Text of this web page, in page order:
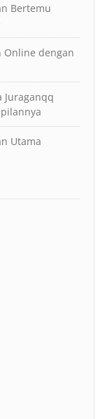
Bertemu
Online dengan
Juraganqq
Utama